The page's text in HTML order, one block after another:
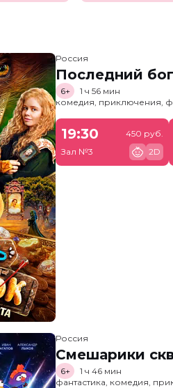
Россия
Последний
6+
1 ч 56 мин
комедия, приключения,
19:30
Зал №3
450 руб.
2D
Россия
Смешарики
6+
1 ч 46 мин
фантастика, комедия,